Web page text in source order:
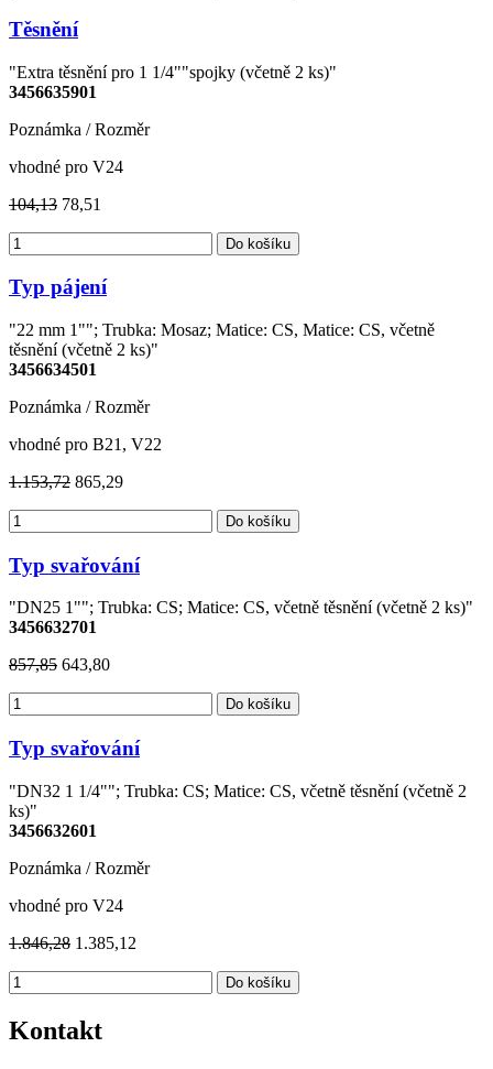
Těsnění
"Extra těsnění pro 1 1/4""spojky (včetně 2 ks)"
3456635901
Poznámka / Rozměr
vhodné pro V24
104,13 78,51
Do košíku
Typ pájení
"22 mm 1""; Trubka: Mosaz; Matice: CS, Matice: CS, včetně
těsnění (včetně 2 ks)"
3456634501
Poznámka / Rozměr
vhodné pro B21, V22
1.153,72 865,29
Do košíku
Typ svařování
"DN25 1""; Trubka: CS; Matice: CS, včetně těsnění (včetně 2 ks)"
3456632701
857,85 643,80
Do košíku
Typ svařování
"DN32 1 1/4""; Trubka: CS; Matice: CS, včetně těsnění (včetně 2
ks)"
3456632601
Poznámka / Rozměr
vhodné pro V24
1.846,28 1.385,12
Do košíku
Kontakt